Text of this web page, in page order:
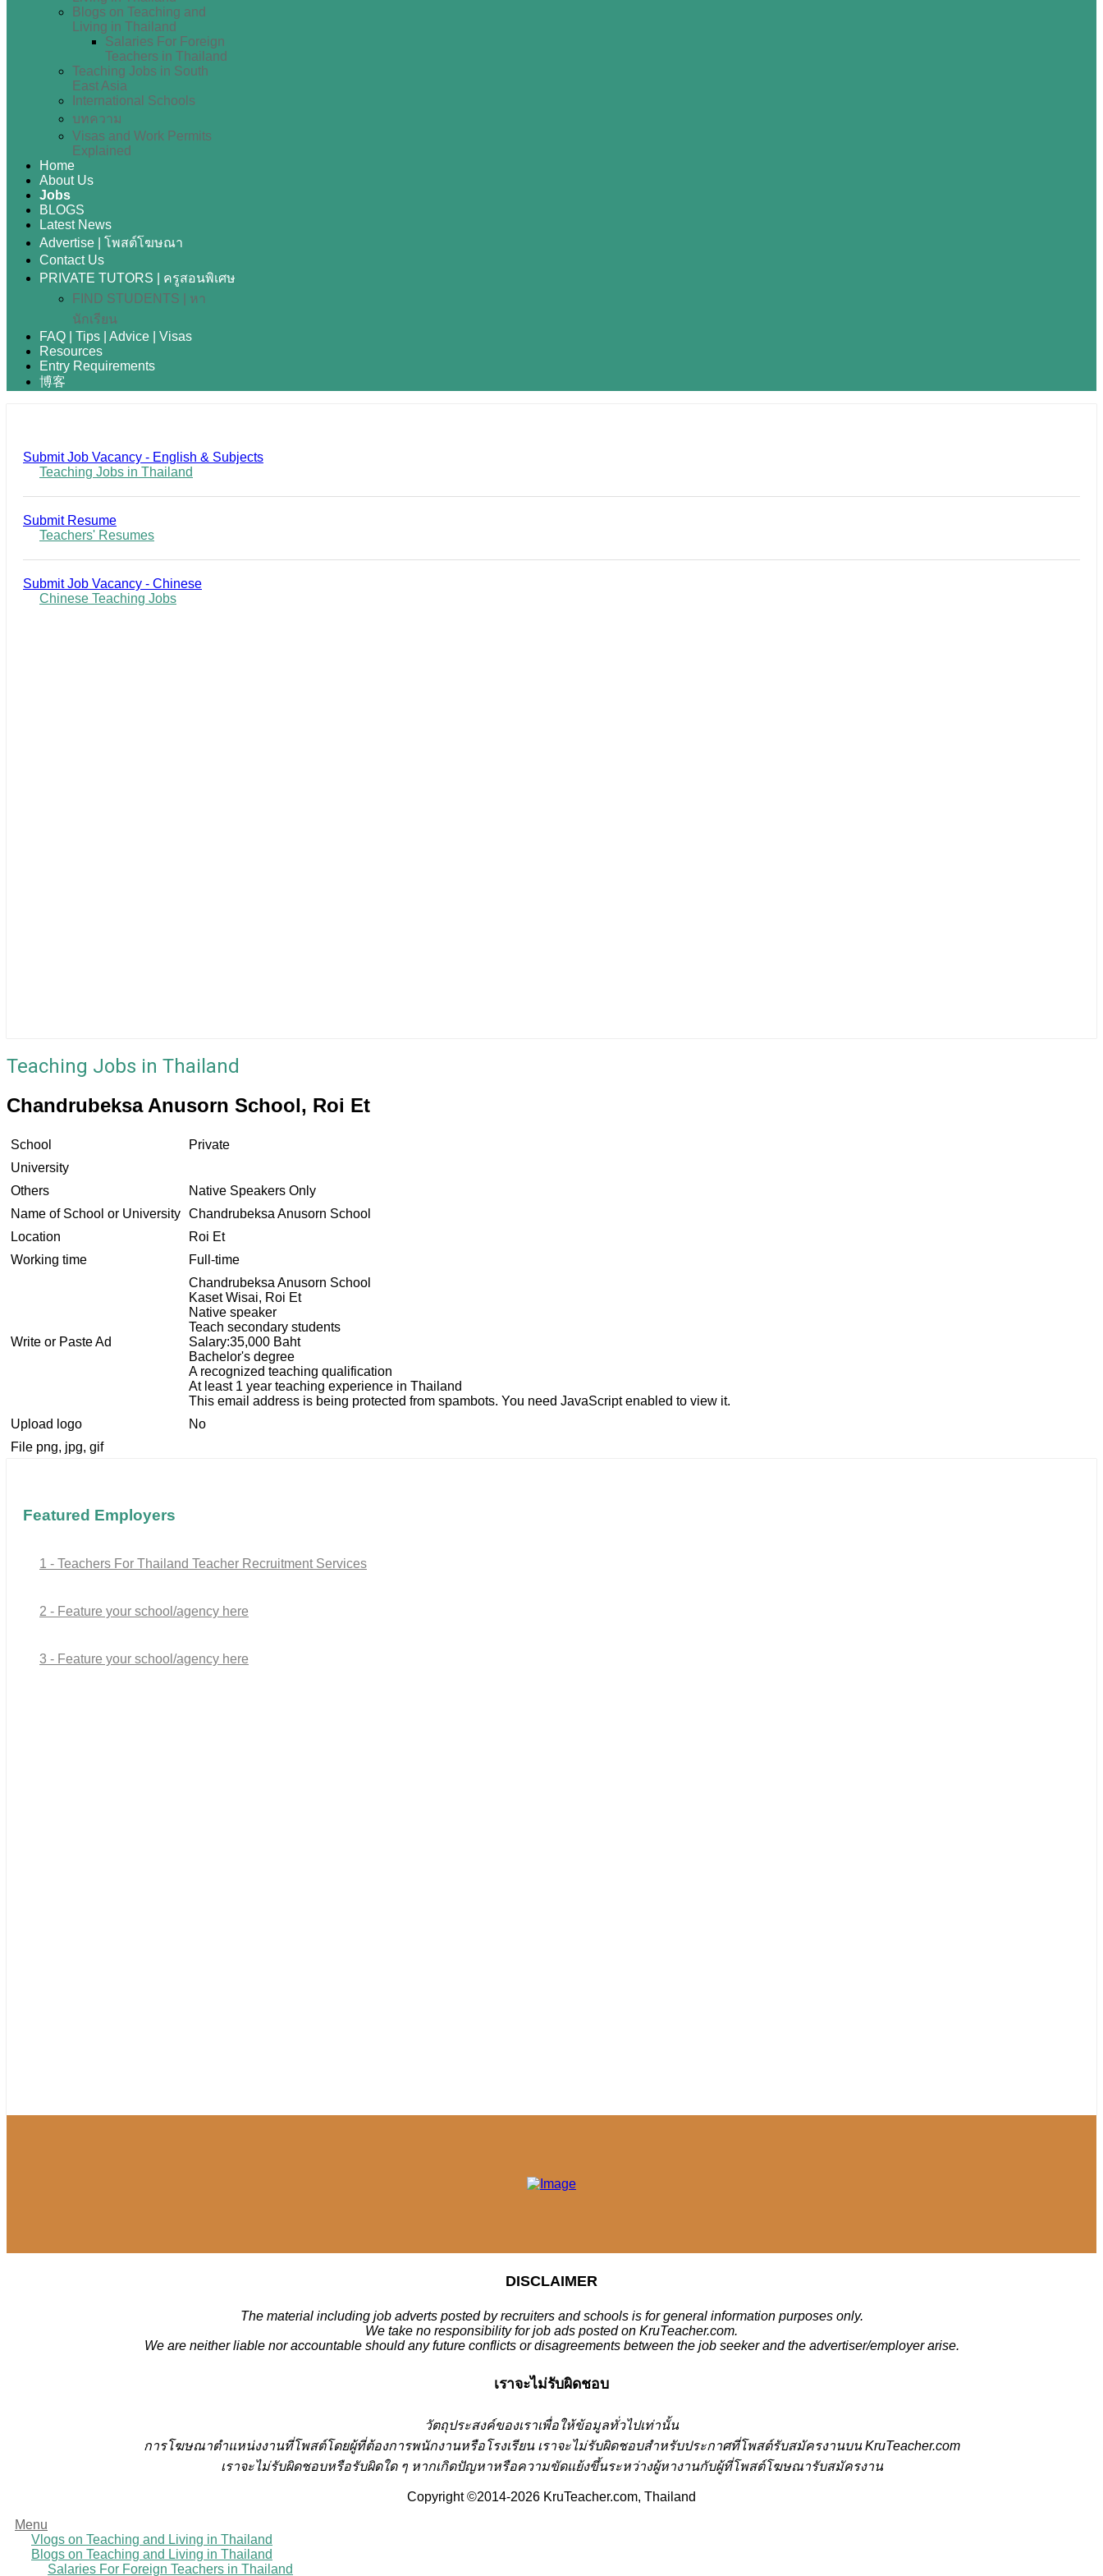
Blogs on Teaching and
Living in Thailand
Salaries For Foreign
Teachers in Thailand
Teaching Jobs in South
East Asia
International Schools
บทความ
Visas and Work Permits
Explained
Home
About Us
Jobs
BLOGS
Latest News
Advertise | โพสต์โฆษณา
Contact Us
PRIVATE TUTORS | ครูสอนพิเศษ
FIND STUDENTS | หา
นักเรียน
FAQ | Tips | Advice | Visas
Resources
Entry Requirements
博客
Submit Job Vacancy - English & Subjects
Teaching Jobs in Thailand
Submit Resume
Teachers' Resumes
Submit Job Vacancy - Chinese
Chinese Teaching Jobs
Teaching Jobs in Thailand
Chandrubeksa Anusorn School, Roi Et
School
Private
University
Others
Native Speakers Only
Name of School or University Chandrubeksa Anusorn School
Location
Roi Et
Working time
Full-time
Write or Paste Ad
Chandrubeksa Anusorn School
Kaset Wisai, Roi Et
Native speaker
Teach secondary students
Salary:35,000 Baht
Bachelor's degree
A recognized teaching qualification
At least 1 year teaching experience in Thailand
This email address is being protected from spambots. You need JavaScript enabled to view it.
Upload logo
No
File png, jpg, gif
Featured Employers
1 - Teachers For Thailand Teacher Recruitment Services
2 - Feature your school/agency here
3 - Feature your school/agency here
DISCLAIMER
The material including job adverts posted by recruiters and schools is for general information purposes only.
We take no responsibility for job ads posted on KruTeacher.com.
We are neither liable nor accountable should any future conflicts or disagreements between the job seeker and the advertiser/employer arise.
เราจะไม่รับผิดชอบ
วัตถุประสงค์ของเราเพื่อให้ข้อมูลทั่วไปเท่านั้น
การโฆษณาตำแหน่งงานที่โพสต์โดยผู้ที่ต้องการพนักงานหรือโรงเรียน เราจะไม่รับผิดชอบสำหรับประกาศที่โพสต์รับสมัครงานบน KruTeacher.com
เราจะไม่รับผิดชอบหรือรับผิดใด ๆ หากเกิดปัญหาหรือความขัดแย้งขึ้นระหว่างผู้หางานกับผู้ที่โพสต์โฆษณารับสมัครงาน
Copyright ©2014-2026 KruTeacher.com, Thailand
Menu
Vlogs on Teaching and Living in Thailand
Blogs on Teaching and Living in Thailand
Salaries For Foreign Teachers in Thailand